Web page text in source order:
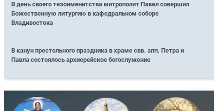
В день своего тезоименитства митрополит Павел совершил
Божественную литургию в кафедральном соборе
Владивостока
В канун престольного праздника в храме свв. апп. Петра и
Павла состоялось архиерейское богослужение